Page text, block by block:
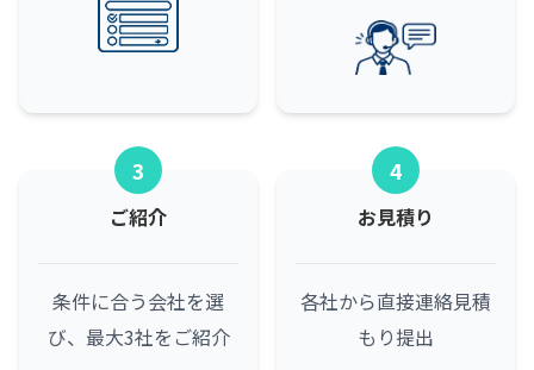
3
ご紹介
条件に合う会社を選
び、最大3社をご紹介
4
お見積り
各社から直接連絡見積
もり提出